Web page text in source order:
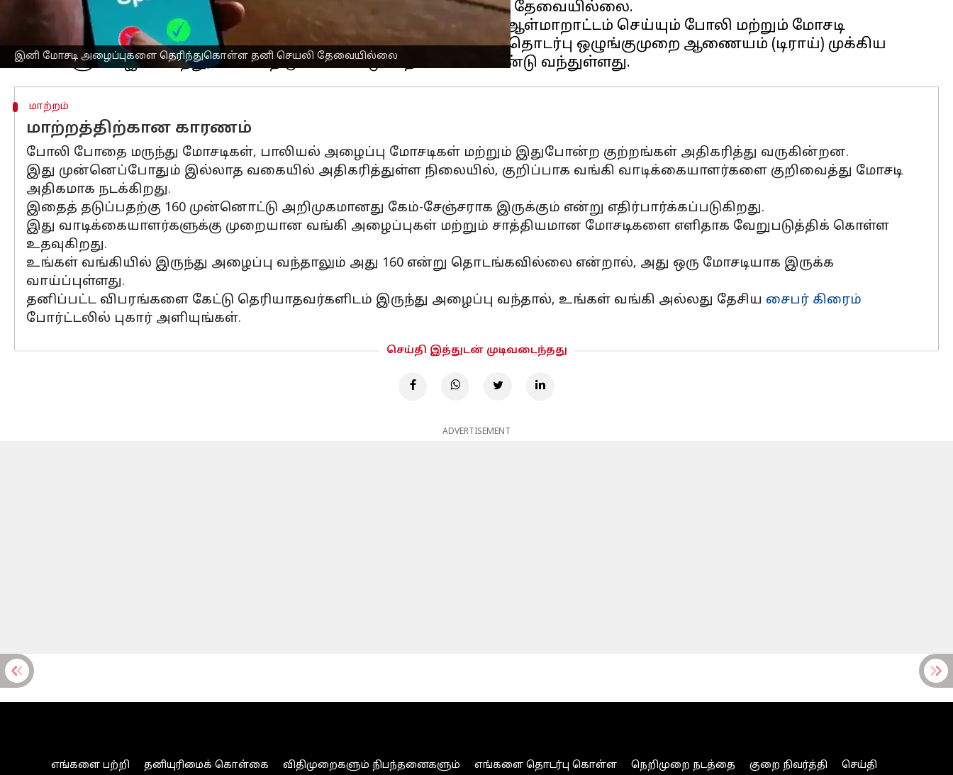
இனி மோசடி அழைப்புகளை தெரிந்துகொள்ள தனி செயலி தேவையில்லை
இதற்காக தனி அழைப்பாளர் ஐடி கண்காணிப்பு செயலிகள் எதுவும் தேவையில்லை.
போலீஸ் அதிகாரிகள், வங்கி அதிகாரிகள் அல்லது பலரைப் போல ஆள்மாறாட்டம் செய்யும் போலி மற்றும் மோசடி
அழைப்புகளின் அலைகளை எதிர்த்துப் போராட, இந்திய தொலைத்தொடர்பு ஒழுங்குமுறை ஆணையம் (டிராய்) முக்கிய
மாற்றம்
மாற்றத்திற்கான காரணம்
போலி போதை மருந்து மோசடிகள், பாலியல் அழைப்பு மோசடிகள் மற்றும் இதுபோன்ற குற்றங்கள் அதிகரித்து வருகின்றன.
இது முன்னெப்போதும் இல்லாத வகையில் அதிகரித்துள்ள நிலையில், குறிப்பாக வங்கி வாடிக்கையாளர்களை குறிவைத்து மோசடி
அதிகமாக நடக்கிறது.
இதைத் தடுப்பதற்கு 160 முன்னொட்டு அறிமுகமானது கேம்-சேஞ்சராக இருக்கும் என்று எதிர்பார்க்கப்படுகிறது.
இது வாடிக்கையாளர்களுக்கு முறையான வங்கி அழைப்புகள் மற்றும் சாத்தியமான மோசடிகளை எளிதாக வேறுபடுத்திக் கொள்ள
உதவுகிறது.
உங்கள் வங்கியில் இருந்து அழைப்பு வந்தாலும் அது 160 என்று தொடங்கவில்லை என்றால், அது ஒரு மோசடியாக இருக்க
வாய்ப்புள்ளது.
தனிப்பட்ட விபரங்களை கேட்டு தெரியாதவர்களிடம் இருந்து அழைப்பு வந்தால், உங்கள் வங்கி அல்லது தேசிய சைபர் கிரைம்
போர்ட்டலில் புகார் அளியுங்கள்.
செய்தி இத்துடன் முடிவடைந்தது
ADVERTISEMENT
எங்களை பற்றி தனியுரிமைக் கொள்கை விதிமுறைகளும் நிபந்தனைகளும் எங்களை தொடர்பு கொள்ள நெறிமுறை நடத்தை குறை நிவர்த்தி செய்தி